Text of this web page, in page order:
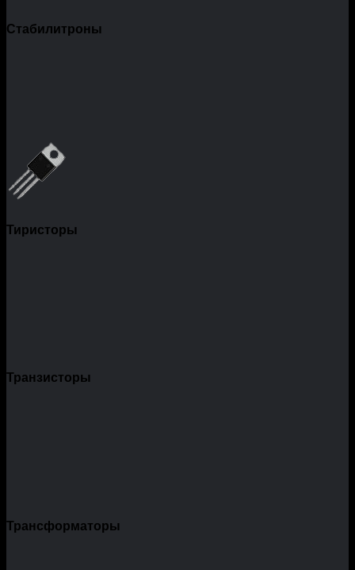
Стабилитроны
Тиристоры
Транзисторы
Трансформаторы